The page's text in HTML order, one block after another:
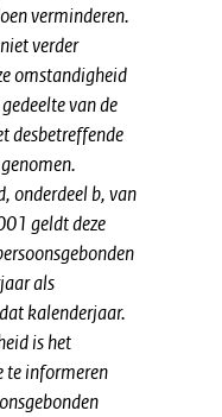
verminderen.
verder
omstandigheid
van de
desbetreffende
onderdeel b, van
geldt deze
als
kalenderjaar.
is het
te informeren